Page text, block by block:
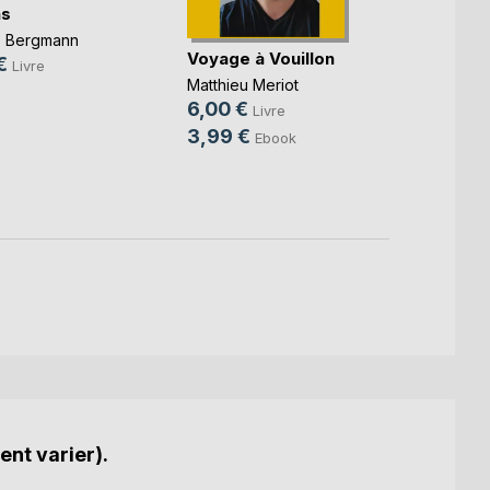
Livre Voyage à Vouillon
Matthieu Meriot
6,00 € Livre
3,99 € Ebook
varier).